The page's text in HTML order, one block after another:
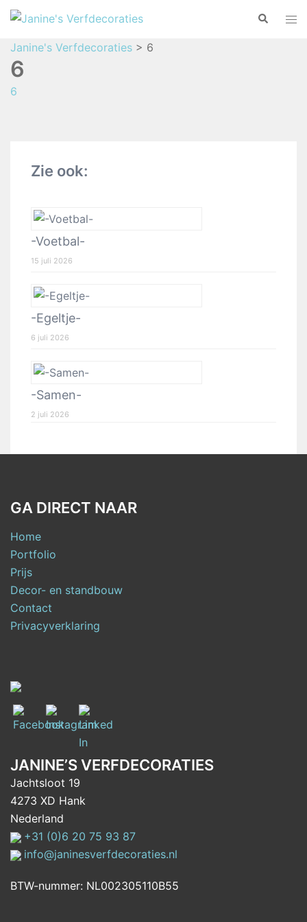
Janine's Verfdecoraties > 6
6
6
Zie ook:
-Voetbal-
15 juli 2026
-Egeltje-
6 juli 2026
-Samen-
2 juli 2026
GA DIRECT NAAR
Home
Portfolio
Prijs
Decor- en standbouw
Contact
Privacyverklaring
JANINE’S VERFDECORATIES
Jachtsloot 19
4273 XD Hank
Nederland
+31 (0)6 20 75 93 87
info@janinesverfdecoraties.nl
BTW-nummer: NL002305110B55